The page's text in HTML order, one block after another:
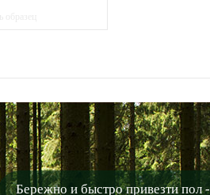
Бережно и быстро привезти пол -